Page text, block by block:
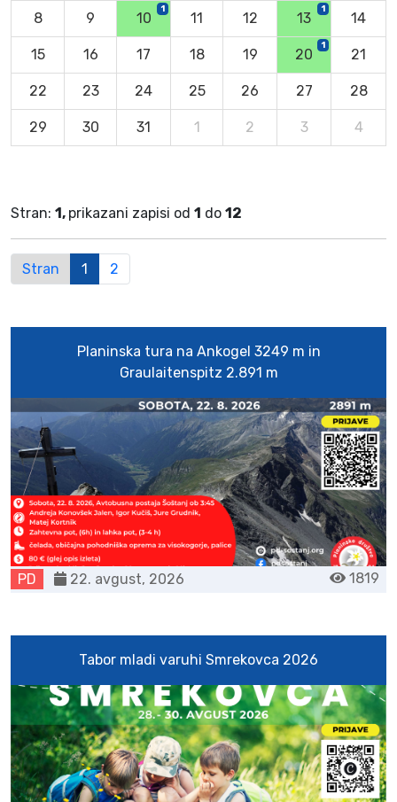
8 9 10
1
11 12 13
1
14
15 16 17 18 19 20
1
21
22 23 24 25 26 27 28
29 30 31 1 2 3 4
Stran: 1, prikazani zapisi od 1 do 12
Stran 1 2
Planinska tura na Ankogel 3249 m in
Graulaitenspitz 2.891 m
PD 1819
22. avgust, 2026
Tabor mladi varuhi Smrekovca 2026